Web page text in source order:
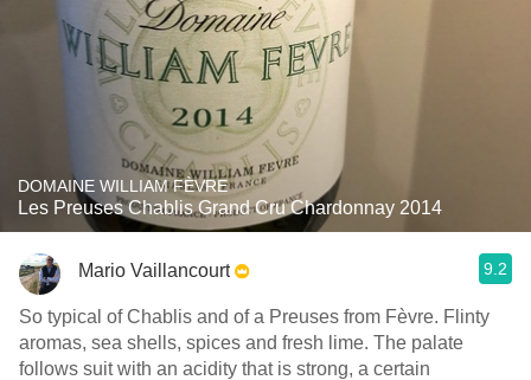
DOMAINE WILLIAM FÈVRE
Les Preuses Chablis Grand Cru Chardonnay 2014
Mario Vaillancourt 9.2
So typical of Chablis and of a Preuses from Fèvre. Flinty
aromas, sea shells, spices and fresh lime. The palate
follows suit with an acidity that is strong, a certain